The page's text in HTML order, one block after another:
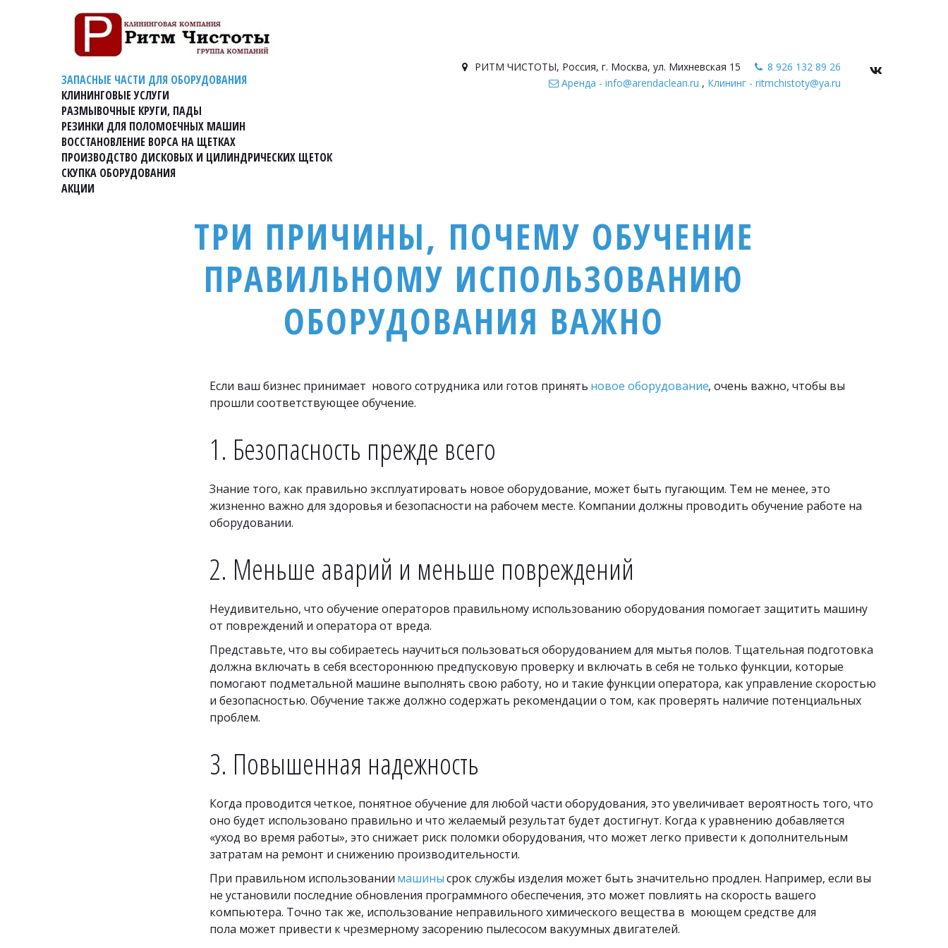
ЗАПАСНЫЕ ЧАСТИ ДЛЯ ОБОРУДОВАНИЯ
КЛИНИНГОВЫЕ УСЛУГИ
РАЗМЫВОЧНЫЕ КРУГИ, ПАДЫ
РЕЗИНКИ ДЛЯ ПОЛОМОЕЧНЫХ МАШИН
ВОССТАНОВЛЕНИЕ ВОРСА НА ЩЕТКАХ
ПРОИЗВОДСТВО ДИСКОВЫХ И ЦИЛИНДРИЧЕСКИХ ЩЕТОК
СКУПКА ОБОРУДОВАНИЯ
АКЦИИ
8 926 132 89 26
РИТМ ЧИСТОТЫ, Россия, г. Москва, ул. Михневская 15
Аренда - info@arendaclean.ru , Клининг - ritmchistoty@ya.ru
ТРИ ПРИЧИНЫ, ПОЧЕМУ ОБУЧЕНИЕ
ПРАВИЛЬНОМУ ИСПОЛЬЗОВАНИЮ
ОБОРУДОВАНИЯ ВАЖНО­­
Если ваш бизнес принимает  нового сотрудника или готов принять новое оборудование, очень важно, чтобы вы
прошли соответствующее обучение.
1. Безопасность прежде всего
Знание того, как правильно эксплуатировать новое оборудование, может быть пугающим. Тем не менее, это
жизненно важно для здоровья и безопасности на рабочем месте. Компании должны проводить обучение работе на
оборудовании.
2. Меньше аварий и меньше повреждений
Неудивительно, что обучение операторов правильному использованию оборудования помогает защитить машину
от повреждений и оператора от вреда.
Представьте, что вы собираетесь научиться пользоваться оборудованием для мытья полов. Тщательная подготовка
должна включать в себя всестороннюю предпусковую проверку и включать в себя не только функции, которые
помогают подметальной машине выполнять свою работу, но и такие функции оператора, как управление скоростью
и безопасностью. Обучение также должно содержать рекомендации о том, как проверять наличие потенциальных
проблем.
3. Повышенная надежность
Когда проводится четкое, понятное обучение для любой части оборудования, это увеличивает вероятность того, что
оно будет использовано правильно и что желаемый результат будет достигнут. Когда к уравнению добавляется
«уход во время работы», это снижает риск поломки оборудования, что может легко привести к дополнительным
затратам на ремонт и снижению производительности.
При правильном использовании машины срок службы изделия может быть значительно продлен. Например, если вы
не установили последние обновления программного обеспечения, это может повлиять на скорость вашего
компьютера. Точно так же, использование неправильного химического вещества в  моющем средстве для
пола может привести к чрезмерному засорению пылесосом вакуумных двигателей.